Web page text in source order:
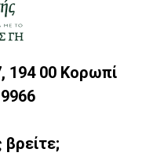
194 00 Κορωπί